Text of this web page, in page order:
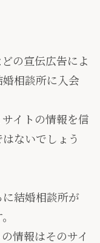
の宣伝広告によ
相談所に入会
イトの情報を信
ないでしょう
結婚相談所が
情報はそのサイ